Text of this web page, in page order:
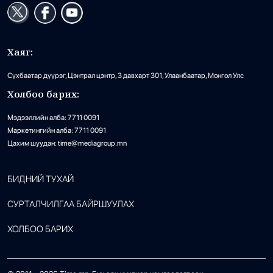
Хаяг:
Сүхбаатар дүүрэг, Цэнтрал цэнтр, 3 давхарт 301, Улаанбаатар, Монгол Улс
Холбоо барих:
Мэдээллийн алба: 7711 0091
Маркетингийн алба: 7711 0091
Цахим шуудан: time@mediagroup.mn
БИДНИЙ ТУХАЙ
СУРТАЛЧИЛГАА БАЙРШУУЛАХ
ХОЛБОО БАРИХ